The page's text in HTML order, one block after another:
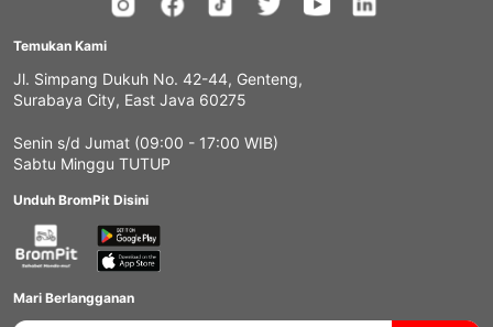
Temukan Kami
Jl. Simpang Dukuh No. 42-44, Genteng,
Surabaya City, East Java 60275
Senin s/d Jumat (09:00 - 17:00 WIB)
Sabtu Minggu TUTUP
Unduh BromPit Disini
Mari Berlangganan